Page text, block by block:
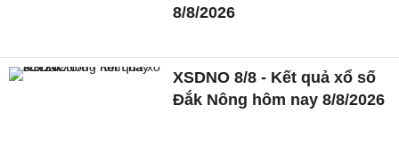
8/8/2026
XSDNO 8/8 - Kết quả xổ số
Đắk Nông hôm nay 8/8/2026